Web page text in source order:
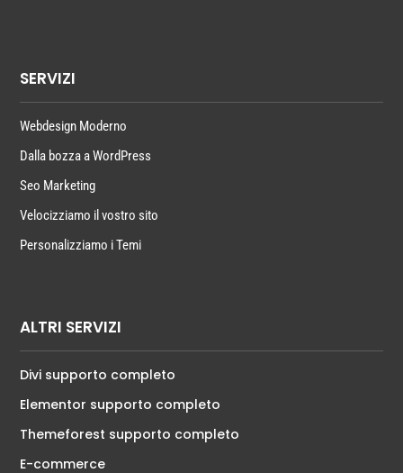
SERVIZI
Webdesign Moderno
Dalla bozza a WordPress
Seo Marketing
Velocizziamo il vostro sito
Personalizziamo i Temi
ALTRI SERVIZI
Divi supporto completo
Elementor supporto completo
Themeforest supporto completo
E-commerce